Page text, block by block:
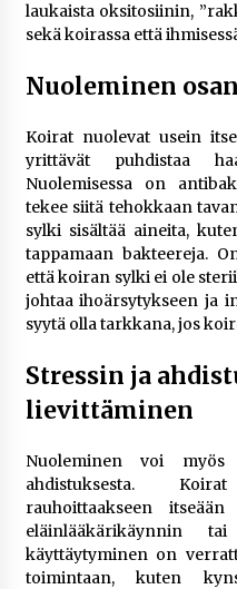
laukaista oksitosiinin,
sekä koirassa että
Nuoleminen
Koirat nuolevat usein
yrittävät puhdistaa
Nuolemisessa on
tekee siitä tehokkaan
sylki sisältää aineita,
tappamaan bakteereja.
että koiran sylki ei ole
johtaa ihoärsytykseen ja
syytä olla tarkkana, jos
Stressin ja
lievittäminen
Nuoleminen voi
ahdistuksesta.
rauhoittaakseen
eläinlääkärikäynnin
käyttäytyminen on
toimintaan, kuten